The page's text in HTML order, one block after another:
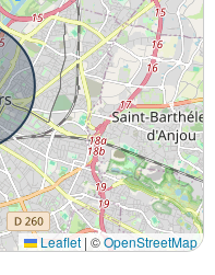
Leaflet | ©OpenStreetMap